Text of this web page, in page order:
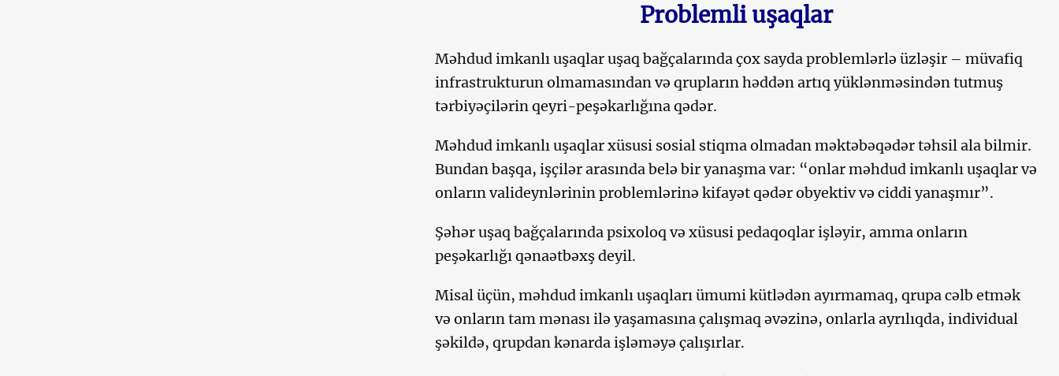
Problemli uşaqlar
Məhdud imkanlı uşaqlar uşaq bağçalarında çox sayda problemlərlə üzləşir – müvafiq
infrastrukturun olmamasından və qrupların həddən artıq yüklənməsindən tutmuş
tərbiyəçilərin qeyri-peşəkarlığına qədər.
Məhdud imkanlı uşaqlar xüsusi sosial stiqma olmadan məktəbəqədər təhsil ala bilmir.
Bundan başqa, işçilər arasında belə bir yanaşma var: “onlar məhdud imkanlı uşaqlar və
onların valideynlərinin problemlərinə kifayət qədər obyektiv və ciddi yanaşmır”.
Şəhər uşaq bağçalarında psixoloq və xüsusi pedaqoqlar işləyir, amma onların
peşəkarlığı qənaətbəxş deyil.
Misal üçün, məhdud imkanlı uşaqları ümumi kütlədən ayırmamaq, qrupa cəlb etmək
və onların tam mənası ilə yaşamasına çalışmaq əvəzinə, onlarla ayrılıqda, individual
şəkildə, qrupdan kənarda işləməyə çalışırlar.